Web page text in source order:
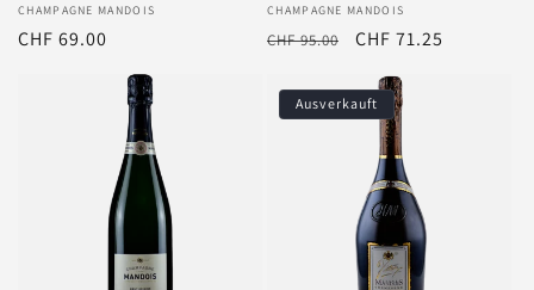
Anbieter:
CHAMPAGNE MANDOIS
Normaler
CHF 69.00
Anbieter:
CHAMPAGNE MANDOIS
Normaler
CHF 95.00 Verkaufspreis
CHF 71.25
Ausverkauft